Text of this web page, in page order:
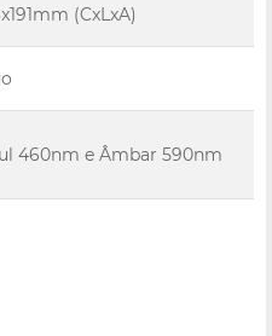
(CxLxA)
460nm e Âmbar 590nm